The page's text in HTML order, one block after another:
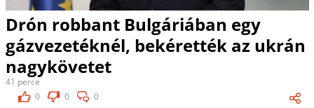
Drón robbant Bulgáriában egy
gázvezetéknél, bekérették az ukrán
nagykövetet
41 perce
0
0 0